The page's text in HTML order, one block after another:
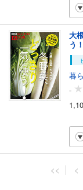
大
う！
暮
-
<< <